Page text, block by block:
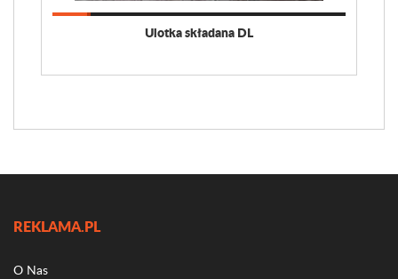
Ulotka składana DL
REKLAMA.PL
O Nas